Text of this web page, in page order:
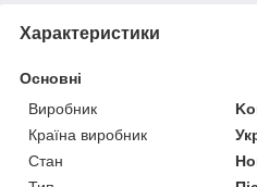
Характеристики
Основні
Виробник
Країна виробник
Стан